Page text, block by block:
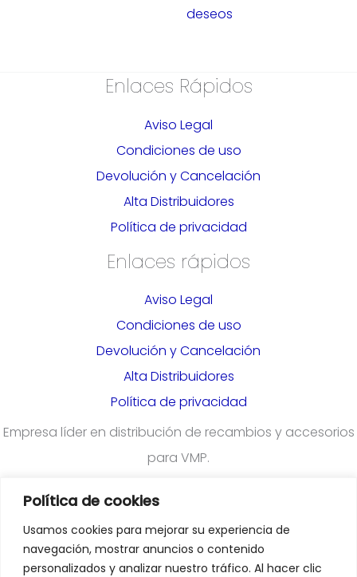
Política de cookies
Usamos cookies para mejorar su experiencia de
navegación, mostrar anuncios o contenido
personalizados y analizar nuestro tráfico. Al hacer clic
deseos
Enlaces Rápidos
Aviso Legal
Condiciones de uso
Devolución y Cancelación
Alta Distribuidores
Política de privacidad
Enlaces rápidos
Aviso Legal
Condiciones de uso
Devolución y Cancelación
Alta Distribuidores
Política de privacidad
Empresa líder en distribución de recambios y accesorios
para VMP.
¿Quieres darte de alta en nuestra plataforma para
profesionales?Rellena el formulario